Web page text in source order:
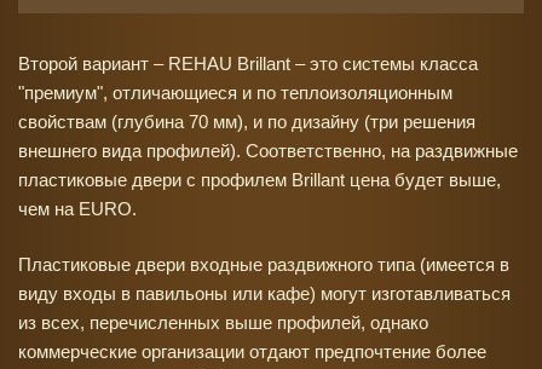
Второй вариант – REHAU Brillant – это системы класса
"премиум", отличающиеся и по теплоизоляционным
свойствам (глубина 70 мм), и по дизайну (три решения
внешнего вида профилей). Соответственно, на раздвижные
пластиковые двери с профилем Brillant цена будет выше,
чем на EURO.
Пластиковые двери входные раздвижного типа (имеется в
виду входы в павильоны или кафе) могут изготавливаться
из всех, перечисленных выше профилей, однако
коммерческие организации отдают предпочтение более